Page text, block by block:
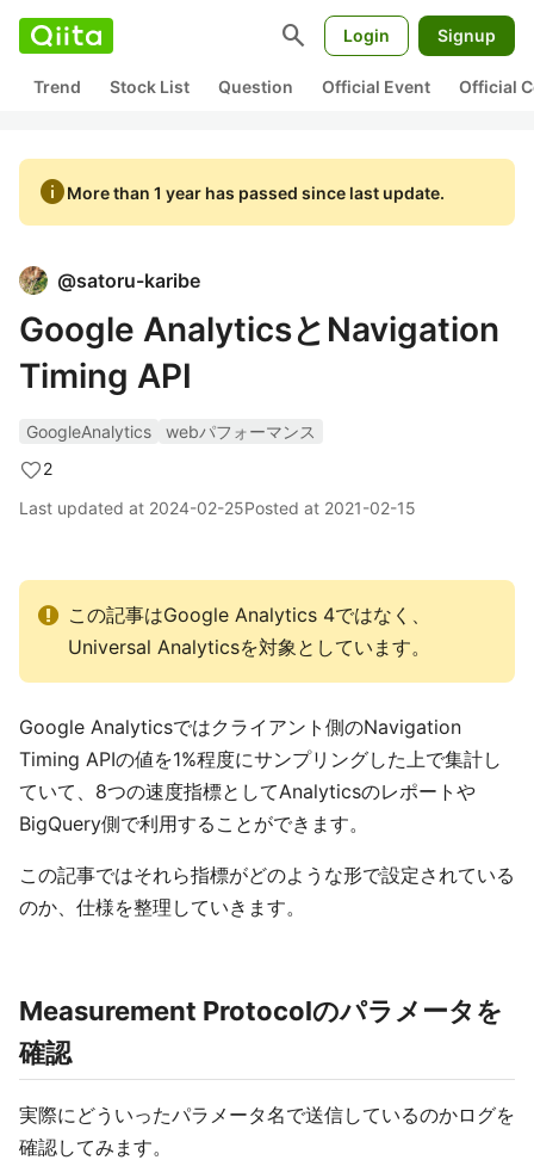
search Login Signup
Trend Stock List Question Official Event Official
infoMore than 1 year has passed since last update.
@satoru-karibe
Google AnalyticsとNavigation
Timing API
GoogleAnalytics
webパフォーマンス
2
Last updated at 2024-02-25Posted at 2021-02-15
この記事はGoogle Analytics 4ではなく、
Universal Analyticsを対象としています。
Google Analyticsではクライアント側のNavigation
Timing APIの値を1%程度にサンプリングした上で集計し
ていて、8つの速度指標としてAnalyticsのレポートや
BigQuery側で利用することができます。
この記事ではそれら指標がどのような形で設定されている
のか、仕様を整理していきます。
Measurement Protocolのパラメータを
確認
実際にどういったパラメータ名で送信しているのかログを
確認してみます。